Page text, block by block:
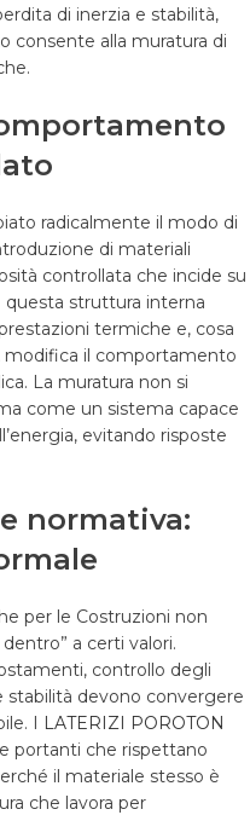
di inerzia e stabilità,
consente alla muratura di
radicalmente il modo di
di materiali
controllata che incide su
questa struttura interna
termiche e, cosa
il comportamento
La muratura non si
come un sistema capace
evitando risposte
normativa:
per le Costruzioni non
a certi valori.
controllo degli
stabilità devono convergere
I LATERIZI POROTON
portanti che rispettano
il materiale stesso è
che lavora per